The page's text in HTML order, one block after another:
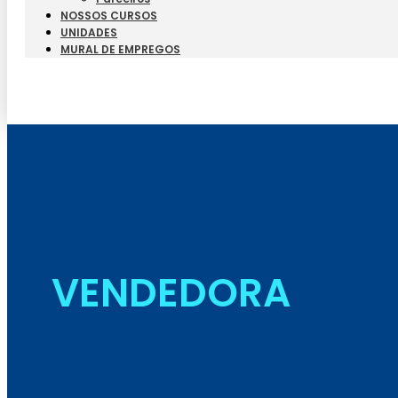
NOSSOS CURSOS
UNIDADES
MURAL DE EMPREGOS
VENDEDORA